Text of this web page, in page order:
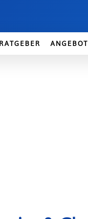
RATGEBER